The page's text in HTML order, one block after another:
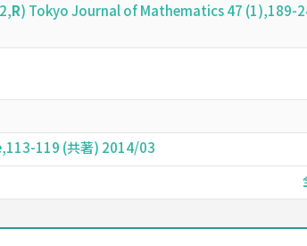
R) Tokyo Journal of Mathematics 47 (1),189-
119 (共著) 2014/03